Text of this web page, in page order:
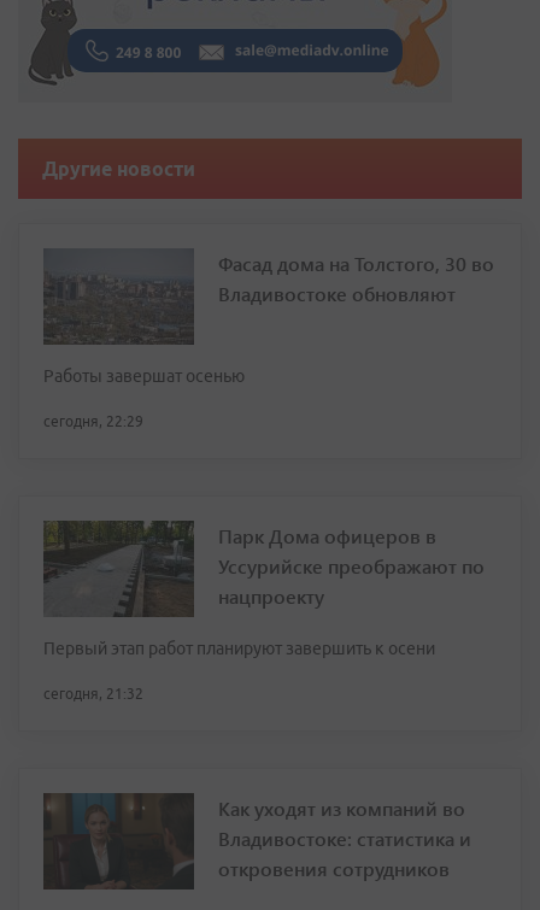
Другие новости
Фасад дома на Толстого, 30 во
Владивостоке обновляют
Работы завершат осенью
сегодня, 22:29
Парк Дома офицеров в
Уссурийске преображают по
нацпроекту
Первый этап работ планируют завершить к осени
сегодня, 21:32
Как уходят из компаний во
Владивостоке: статистика и
откровения сотрудников